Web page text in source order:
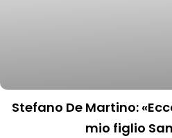
Stefano De Martino:
mio figlio